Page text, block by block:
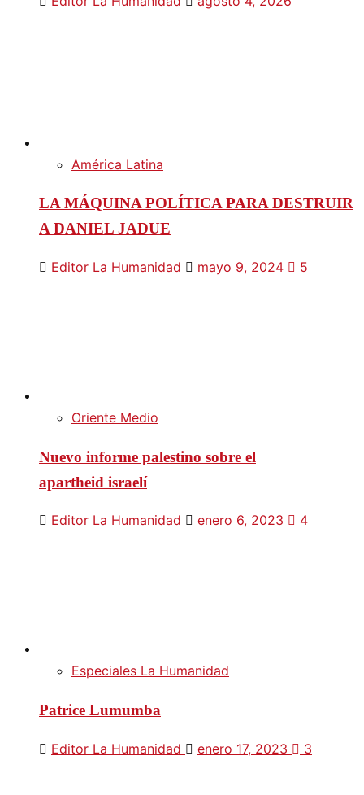
América Latina
LA MÁQUINA POLÍTICA PARA DESTRUIR
A DANIEL JADUE
Editor La Humanidad mayo 9, 2024 5
Oriente Medio
Nuevo informe palestino sobre el
apartheid israelí
Editor La Humanidad enero 6, 2023 4
Especiales La Humanidad
Patrice Lumumba
Editor La Humanidad enero 17, 2023 3